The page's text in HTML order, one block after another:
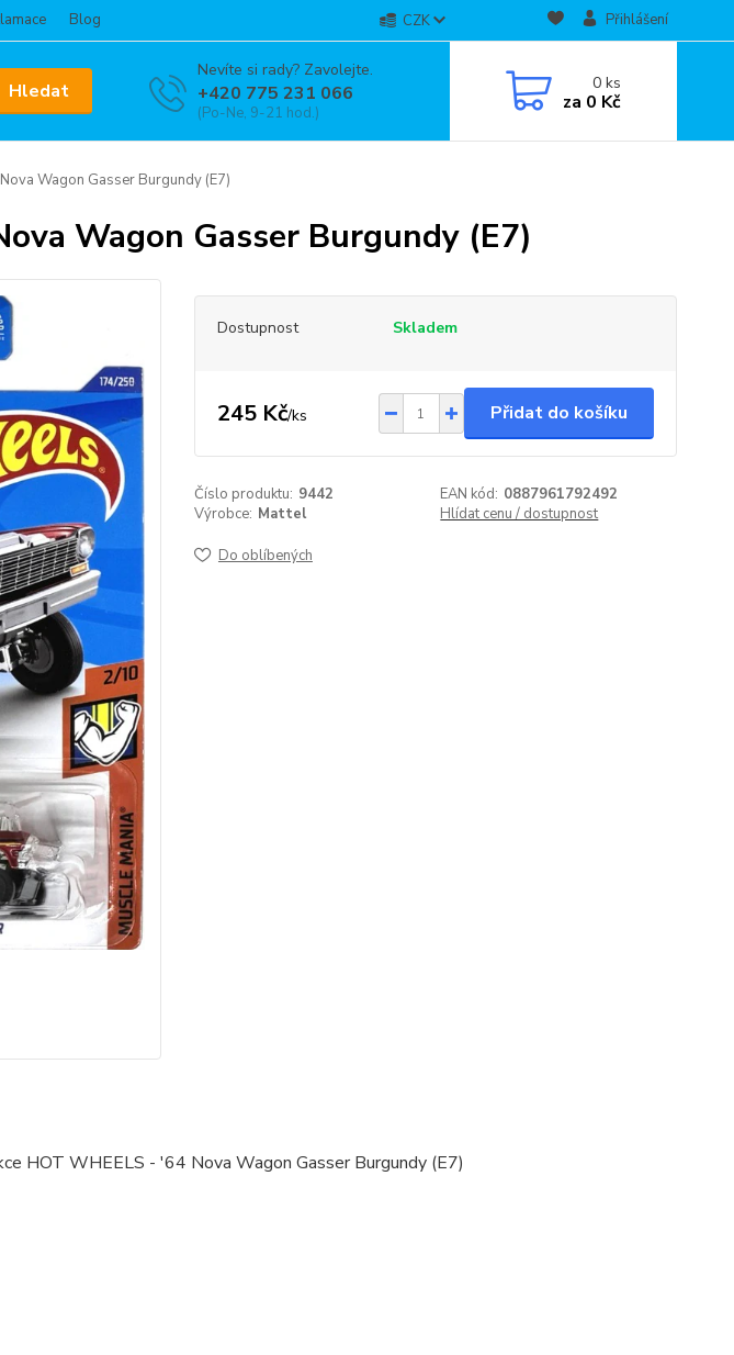
Blog CZK Přihlášení
Hledat
Nevíte si rady? Zavolejte.
+420 775 231 066
(Po-Ne, 9-21 hod.)
0ks
za 0 Kč
Wagon Gasser Burgundy (E7)
Wagon Gasser Burgundy (E7)
Dostupnost Skladem
245 Kč/ks Přidat do košíku
Číslo produktu: 9442 EAN kód: 0887961792492
Výrobce: Mattel Hlídat cenu / dostupnost
Do oblíbených
HOT WHEELS - '64 Nova Wagon Gasser Burgundy (E7)